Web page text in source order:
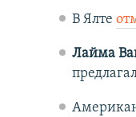
В Ялте
Лайма